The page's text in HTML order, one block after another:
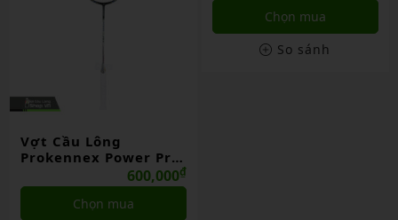
Vợt Cầu Lông
Prokennex Power Pro
600,000₫
Chọn mua
Chọn mua
So sánh